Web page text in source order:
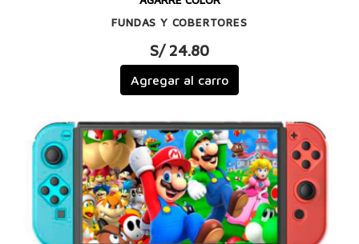
FUNDAS Y COBERTORES
S/ 24.80
Agregar al carro